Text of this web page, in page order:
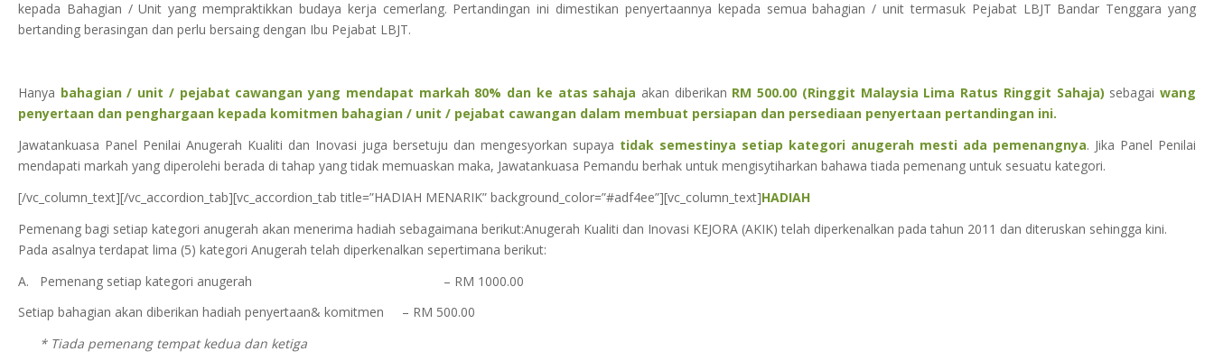
kepada Bahagian / Unit yang mempraktikkan budaya kerja cemerlang. Pertandingan ini dimestikan penyertaannya kepada semua bahagian / unit termasuk Pejabat LBJT Bandar Tenggara yang
bertanding berasingan dan perlu bersaing dengan Ibu Pejabat LBJT.
Hanya bahagian / unit / pejabat cawangan yang mendapat markah 80% dan ke atas sahaja akan diberikan RM 500.00 (Ringgit Malaysia Lima Ratus Ringgit Sahaja) sebagaiwang
penyertaan dan penghargaan kepada komitmen bahagian / unit / pejabat cawangan dalam membuat persiapan dan persediaan penyertaan pertandingan ini.
Jawatankuasa Panel Penilai Anugerah Kualiti dan Inovasi juga bersetuju dan mengesyorkan supaya tidak semestinya setiap kategori anugerah mesti ada pemenangnya. Jika Panel Penilai
mendapati markah yang diperolehi berada di tahap yang tidak memuaskan maka, Jawatankuasa Pemandu berhak untuk mengisytiharkan bahawa tiada pemenang untuk sesuatu kategori.
[/vc_column_text][/vc_accordion_tab][vc_accordion_tab title=”HADIAH MENARIK” background_color=”#adf4ee”][vc_column_text]HADIAH
Pemenang bagi setiap kategori anugerah akan menerima hadiah sebagaimana berikut:Anugerah Kualiti dan Inovasi KEJORA (AKIK) telah diperkenalkan pada tahun 2011 dan diteruskan sehingga kini.
Pada asalnya terdapat lima (5) kategori Anugerah telah diperkenalkan sepertimana berikut:
A. Pemenang setiap kategori anugerah – RM 1000.00
Setiap bahagian akan diberikan hadiah penyertaan& komitmen – RM 500.00
* Tiada pemenang tempat kedua dan ketiga